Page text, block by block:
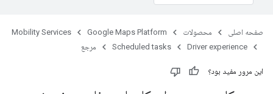
صفحه اصلی محصولات Google Maps Platform
Mobility Services
Driver experience
Scheduled tasks مرجع
این مرور مفید بود؟